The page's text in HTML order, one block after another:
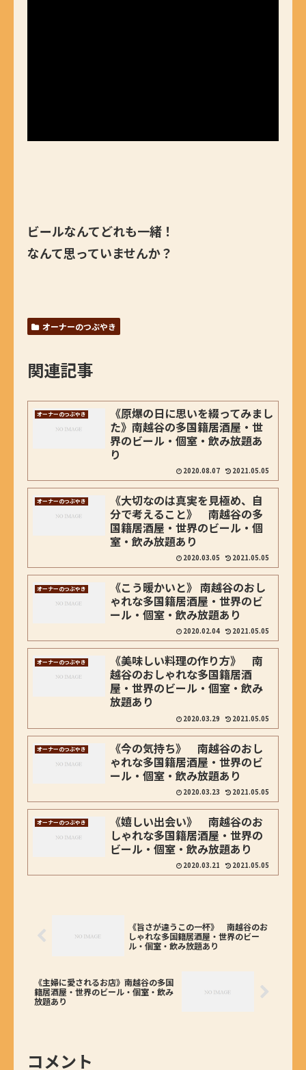
ビールなんてどれも一緒！
なんて思っていませんか？
オーナーのつぶやき
関連記事
オーナーのつぶやき
《原爆の日に思いを綴ってみまし
た》南越谷の多国籍居酒屋・世
界のビール・個室・飲み放題あ
り
2020.08.07 2021.05.05
オーナーのつぶやき
《大切なのは真実を見極め、自
分で考えること》 南越谷の多
国籍居酒屋・世界のビール・個
室・飲み放題あり
2020.03.05 2021.05.05
オーナーのつぶやき
《こう暖かいと》 南越谷のおし
ゃれな多国籍居酒屋・世界のビ
ール・個室・飲み放題あり
2020.02.04 2021.05.05
オーナーのつぶやき
《美味しい料理の作り方》 南
越谷のおしゃれな多国籍居酒
屋・世界のビール・個室・飲み
放題あり
2020.03.29 2021.05.05
オーナーのつぶやき
《今の気持ち》 南越谷のおし
ゃれな多国籍居酒屋・世界のビ
ール・個室・飲み放題あり
2020.03.23 2021.05.05
オーナーのつぶやき
《嬉しい出会い》 南越谷のお
しゃれな多国籍居酒屋・世界の
ビール・個室・飲み放題あり
2020.03.21 2021.05.05
《旨さが違うこの一杯》 南越谷のお
しゃれな多国籍居酒屋・世界のビー
ル・個室・飲み放題あり
《主婦に愛されるお店》南越谷の多国
籍居酒屋・世界のビール・個室・飲み
放題あり
コメント